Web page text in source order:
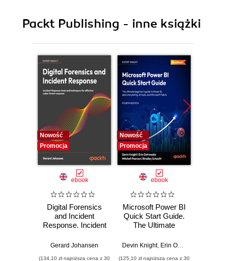
Packt Publishing - inne książki
Nowość
Promocja
ebook
Digital Forensics
and Incident
Response. Incident
and techniques for
Gerard Johansen
(134,10 zł najniższa cena z 30
Nowość
Promocja
ebook
Microsoft Power BI
Quick Start Guide.
The Ultimate
to Power BI, Data
Devin Knight, Erin Ostrowsky
(125,10 zł najniższa cena z 30